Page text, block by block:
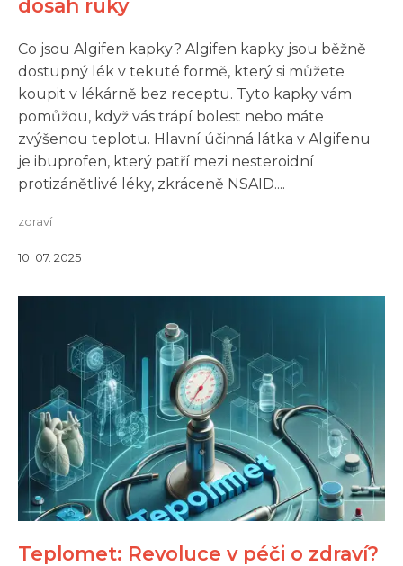
dosah ruky
Co jsou Algifen kapky? Algifen kapky jsou běžně
dostupný lék v tekuté formě, který si můžete
koupit v lékárně bez receptu. Tyto kapky vám
pomůžou, když vás trápí bolest nebo máte
zvýšenou teplotu. Hlavní účinná látka v Algifenu
je ibuprofen, který patří mezi nesteroidní
protizánětlivé léky, zkráceně NSAID....
zdraví
10. 07. 2025
Teplomet: Revoluce v péči o zdraví?